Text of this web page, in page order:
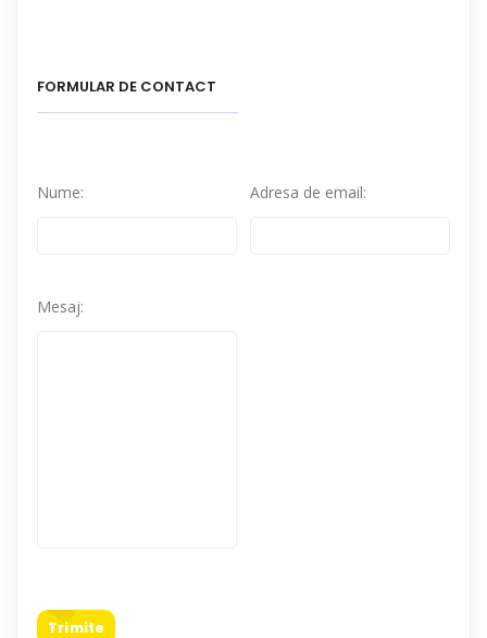
FORMULAR DE CONTACT
Nume: Adresa de email:
Mesaj:
Trimite